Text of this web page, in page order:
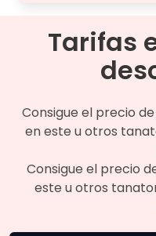
Tarifas
Consigue el precio de
en este u otros
Consigue el precio
este u otros